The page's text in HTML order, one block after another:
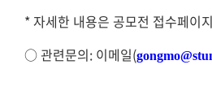
*자세한 내용은 공모전 접수페이지
○ 관련문의: 이메일(